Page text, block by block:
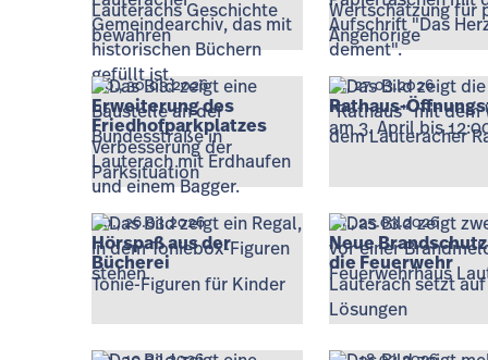
Lauterachs Geschichte
bewahren
Wertschätzung für
Angehörige
Mo., 30.03.2026
Erweiterung des
Friedhofparkplatzes
Verbesserung der
Parksituation
Fr., 27.03.2026
Rathaus-
am 3. April bis
Do., 26.03.2026
Hörspaß aus der
Bücherei
Tonie-Figuren für Kinder
Mi., 25.03.2026
Neue
die Feuerwehr
Lauterach setzt
Lösungen